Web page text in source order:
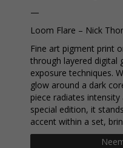
—
Loom Flare – Nick
Fine art pigment print
through layered digital
exposure techniques.
glow around a dark
piece radiates
special edition, it
accent within a set,